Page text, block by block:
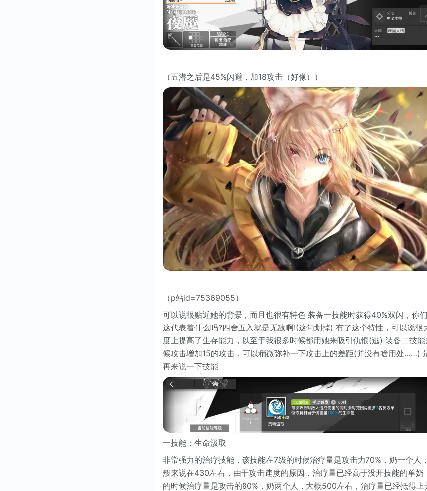
（五潜之后是45%闪避，加18攻击（好像））
（p站id=75369055）
可以说很贴近她的背景，而且也很有特色 装备一技能时获得40%双闪，你
这代表着什么吗?四舍五入就是无敌啊!(这句划掉) 有了这个特性，可以说很
度上提高了生存能力，以至于我很多时候都用她来吸引仇恨(逃) 装备二技能
候攻击增加15的攻击，可以稍微弥补一下攻击上的差距(并没有啥用处……)
再来说一下技能
一技能：生命汲取
非常强力的治疗技能，该技能在7级的时候治疗量是攻击力70%，奶一个人
般来说在430左右，由于攻击速度的原因，治疗量已经高于没开技能的单奶
的时候治疗量是攻击的80%，奶两个人，大概500左右，治疗量已经抵得上